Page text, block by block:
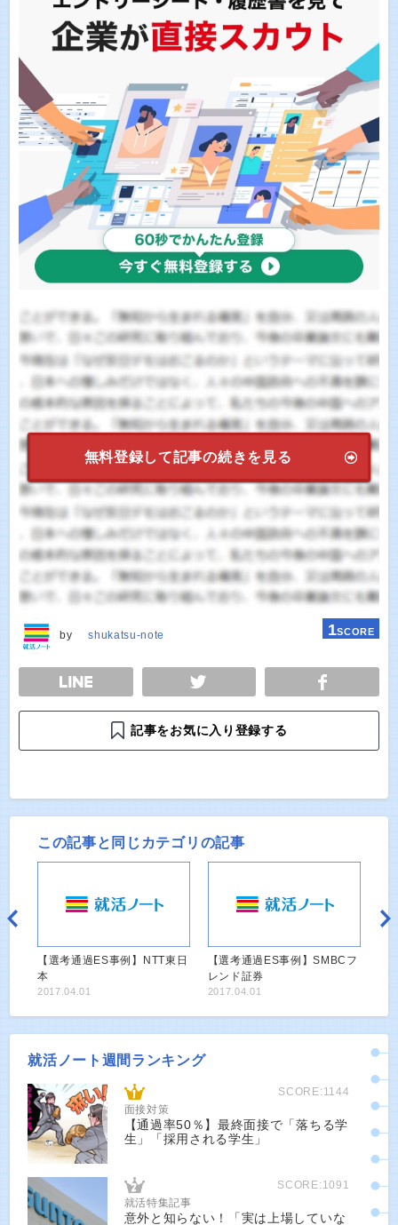
無料登録して記事の続きを見る
by shukatsu-note 1SCORE
TWEET
記事をお気に入り登録する
この記事と同じカテゴリの記事
【選考通過ES事例】NTT東日
本
2017.04.01
【選考通過ES事例】SMBCフ
レンド証券
2017.04.01
就活ノート週間ランキング
SCORE:1144
面接対策
【通過率50％】最終面接で「落ちる学
生」「採用される学生」
SCORE:1091
就活特集記事
意外と知らない！「実は上場していな